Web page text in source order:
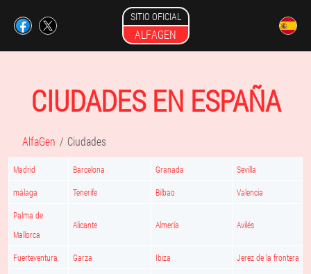
SITIO OFICIAL
ALFAGEN
CIUDADES EN ESPAÑA
AlfaGen Ciudades
Madrid Barcelona Granada Sevilla
málaga Tenerife Bilbao Valencia
Palma de
Mallorca
Alicante Almería Avilés
Fuerteventura Garza Ibiza Jerez de la frontera